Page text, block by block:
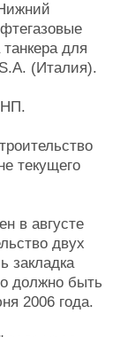
для
(Италия).
текущего
в августе
двух
закладка
должно быть
2006 года.